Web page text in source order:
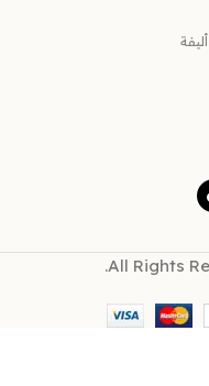
All Rights